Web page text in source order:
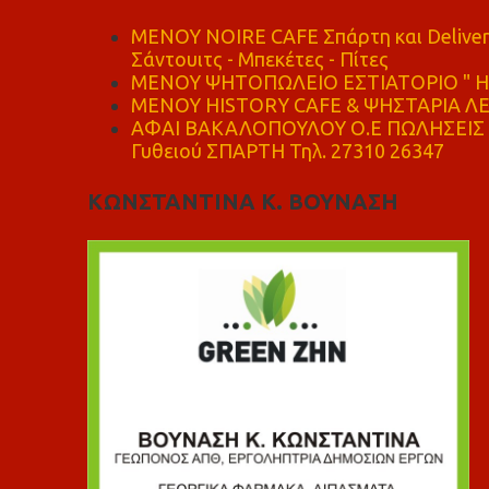
MENOY NOIRE CAFE Σπάρτη και
Σάντουιτς - Μπεκέτες - Πίτες
ΜΕΝΟΥ ΨΗΤΟΠΩΛΕΙΟ ΕΣΤΙΑΤΟΡΙΟ "
ΜΕΝΟΥ HISTORY CAFE & ΨΗΣΤΑΡΙΑ
ΑΦΑΙ ΒΑΚΑΛΟΠΟΥΛΟΥ Ο.Ε ΠΩΛΗΣΕΙΣ
Γυθειού ΣΠΑΡΤΗ Τηλ. 27310 26347
ΚΩΝΣΤΑΝΤΙΝΑ Κ. ΒΟΥΝΑΣΗ